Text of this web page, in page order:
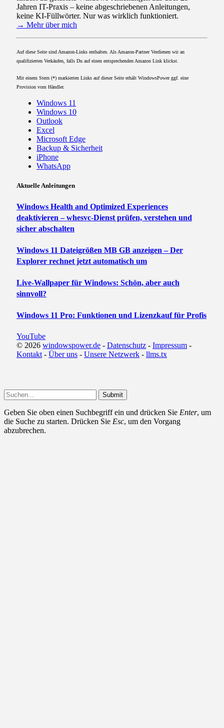
Jahren IT-Praxis – keine abgeschriebenen Anleitungen,
keine KI-Füllwörter. Nur was wirklich funktioniert.
→ Mehr über mich
Auf diese Seite sind Amazon-Links enthalten. Als Amazon-Partner Verdienen wir an
qualifizierten Verkäufen, falls Du auf einen entsprechenden Amazon Link klickst.
Mit einem Stern (*) markierten Links auf dieser Seite erhält WindowsPower ggf. eine
Provision vom Händler.
Windows 11
Windows 10
Outlook
Excel
Microsoft Edge
Backup & Sicherheit
iPhone
WhatsApp
Aktuelle Anleitungen
Windows Health and Optimized Experiences
deaktivieren – whesvc-Dienst prüfen, verstehen und
sicher abschalten
Windows 11 Dateigrößen MB GB anzeigen – Der
Explorer rechnet jetzt automatisch um
Live-Wallpaper für Windows: Schön, aber auch
sinnvoll?
Windows 11 Pro: Funktionen und Lizenzkauf für Profis
YouTube
© 2026 windowspower.de - Datenschutz - Impressum -
Kontakt - Über uns - Unsere Netzwerk - llms.tx
Submit
Geben Sie oben einen Suchbegriff ein und drücken Sie Enter, um
die Suche zu starten. Drücken Sie Esc, um den Vorgang
abzubrechen.